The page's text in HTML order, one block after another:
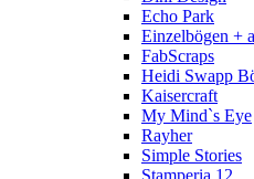
Echo Park
Einzelbögen +
FabScraps
Heidi Swapp
Kaisercraft
My Mind`s Eye
Rayher
Simple Stories
Stamperia 12